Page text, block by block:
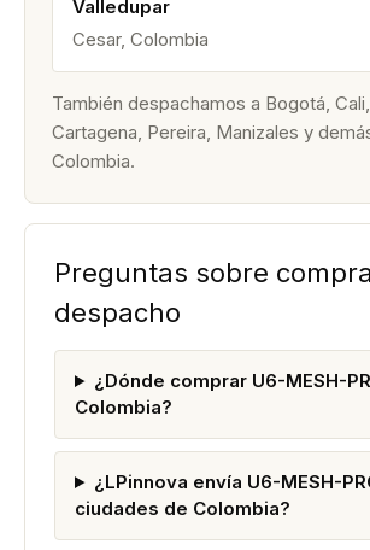
Valledupar
Cesar, Colombia
También despachamos a Bogotá,
Cartagena, Pereira, Manizales y
Colombia.
Preguntas sobre
despacho
¿Dónde comprar U6-MESH-
Colombia?
¿LPinnova envía U6-MESH-
ciudades de Colombia?